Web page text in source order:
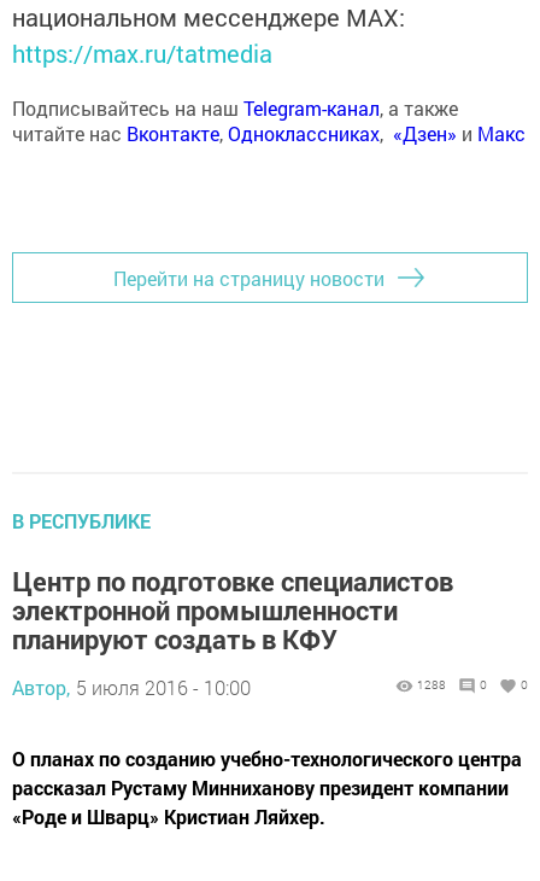
национальном мессенджере MАХ:
https://max.ru/tatmedia
Подписывайтесь на наш Telegram-канал, а также
читайте нас Вконтакте,Одноклассниках, «Дзен» и Макс
Перейти на страницу новости
В РЕСПУБЛИКЕ
Центр по подготовке специалистов
электронной промышленности
планируют создать в КФУ
Автор, 5 июля 2016 - 10:00 1288 0 0
О планах по созданию учебно-технологического центра
рассказал Рустаму Минниханову президент компании
«Роде и Шварц» Кристиан Ляйхер.